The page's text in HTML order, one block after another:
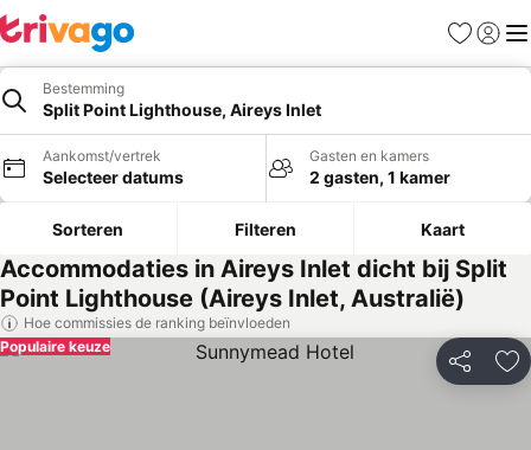
Favorieten
Bestemming
Split Point Lighthouse, Aireys Inlet
Aankomst/vertrek
Selecteer datums
Gasten en kamers
2 gasten, 1 kamer
Sorteren Filteren Kaart
Accommodaties in Aireys Inlet dicht bij Split
Point Lighthouse (Aireys Inlet, Australië)
Hoe commissies de ranking beïnvloeden
Delen
Populaire keuze